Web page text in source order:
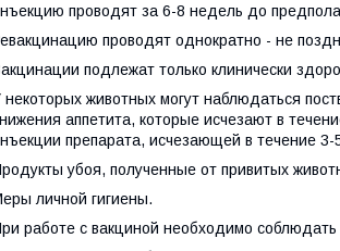
проводят за 6-8 недель до
проводят однократно - не
подлежат только клинически
некоторых животных могут наблюдаться
аппетита, которые исчезают в
препарата, исчезающей в течение 3-
убоя, полученные от привитых
личной гигиены.
работе с вакциной необходимо соблюдать